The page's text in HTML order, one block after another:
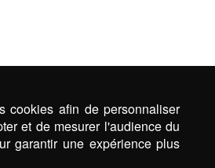
cookies afin de personnaliser
et de mesurer l'audience du
garantir une expérience plus